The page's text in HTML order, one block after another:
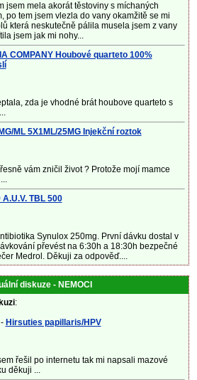
jsem mela akorát těstoviny s míchaných
po tem jsem vlezla do vany okamžitě se mi
která neskutečně pálila musela jsem z vany
jsem jak mi nohy...
COMPANY Houbové quarteto 100%
zda je vhodné brát houbove quarteto s
ML 5X1ML/25MG Injekční roztok
vám zničil život ? Protože mojí mamce
TBL 500
Synulox 250mg. První dávku dostal v
převést na 6:30h a 18:30h bezpečné
Medrol. Děkuji za odpověď....
diskuze - NEMOCI
:
- Hirsuties papillaris/HPV
řešil po internetu tak mi napsali mazové
děkuji ...